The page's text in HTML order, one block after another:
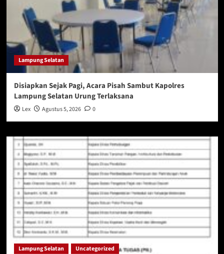
Lampung Selatan
Disiapkan Sejak Pagi, Acara Pisah Sambut Kapolres
Lampung Selatan Urung Terlaksana
Lex Agustus 5, 2026 0
Lampung Selatan Uncategorized